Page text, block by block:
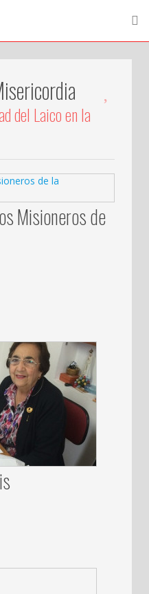
del Laico en la
Misioneros de